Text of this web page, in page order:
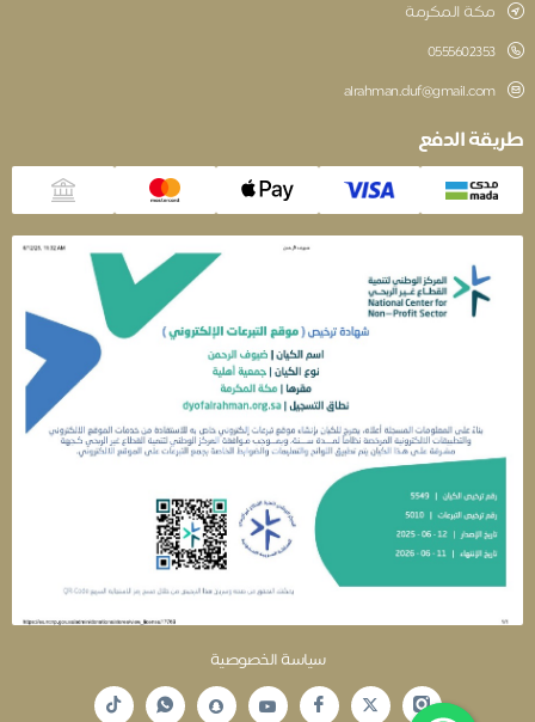
مكة المكرمة
‎0555602353
alrahman.duf@gmail.com
الدفع
سياسة الخصوصية